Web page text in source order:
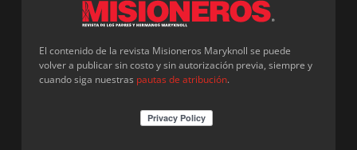
El contenido de la revista Misioneros Maryknoll se puede
volver a publicar sin costo y sin autorización previa, siempre y
cuando siga nuestras pautas de atribución.